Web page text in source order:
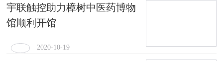
宇联触控助力樟树中医药博物
馆顺利开馆
2020-10-19